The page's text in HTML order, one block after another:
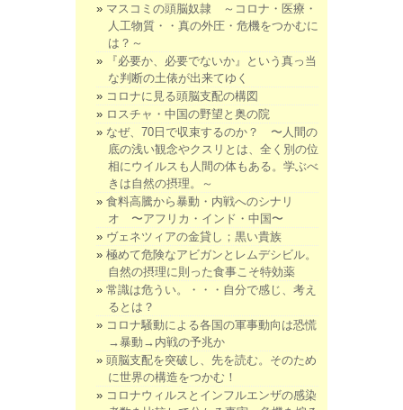
マスコミの頭脳奴隷 ～コロナ・医療・
人工物質・・真の外圧・危機をつかむに
は？～
『必要か、必要でないか』という真っ当
な判断の土俵が出来てゆく
コロナに見る頭脳支配の構図
ロスチャ・中国の野望と奥の院
なぜ、70日で収束するのか？ 〜人間の
底の浅い観念やクスリとは、全く別の位
相にウイルスも人間の体もある。学ぶべ
きは自然の摂理。～
食料高騰から暴動・内戦へのシナリ
オ 〜アフリカ・インド・中国〜
ヴェネツィアの金貸し；黒い貴族
極めて危険なアビガンとレムデシビル。
自然の摂理に則った食事こそ特効薬
常識は危うい。・・・自分で感じ、考え
るとは？
コロナ騒動による各国の軍事動向は恐慌
→暴動→内戦の予兆か
頭脳支配を突破し、先を読む。そのため
に世界の構造をつかむ！
コロナウィルスとインフルエンザの感染